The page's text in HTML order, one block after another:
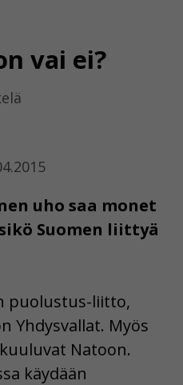
vai ei?
uho saa monet
Suomen liittyä
puolustus-liitto,
Yhdysvallat. Myös
Natoon.
käydään